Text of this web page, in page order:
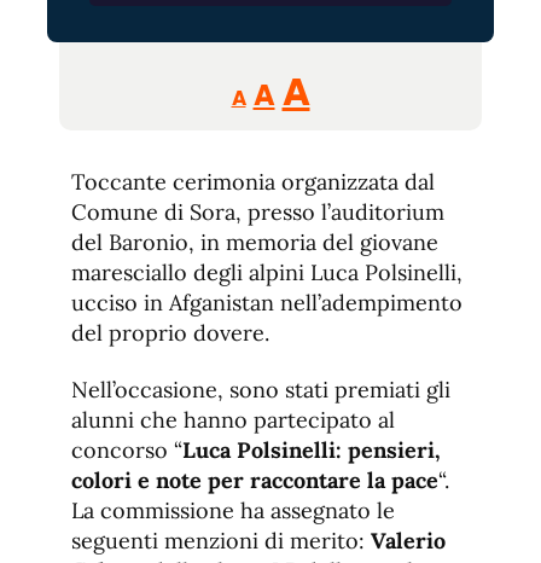
A
Reducir
tamaño
A Restablecer
fuente
AAumentar
de
fuente.
Toccante cerimonia organizzata dal
Comune di Sora, presso l’auditorium
del Baronio, in memoria del giovane
maresciallo degli alpini Luca Polsinelli,
ucciso in Afganistan nell’adempimento
del proprio dovere.
Nell’occasione, sono stati premiati gli
alunni che hanno partecipato al
concorso “Luca Polsinelli: pensieri,
colori e note per raccontare la pace“.
La commissione ha assegnato le
seguenti menzioni di merito: Valerio